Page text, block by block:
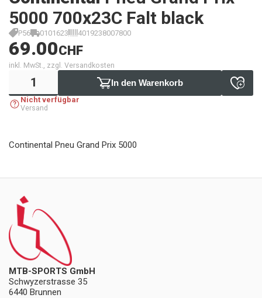
5000 700x23C Falt black
P56 0101623 4019238007800
69.00CHF
inkl. MwSt., zzgl. Versandkosten
In den Warenkorb
Nicht verfügbar
Versand
Continental Pneu Grand Prix 5000
MTB-SPORTS GmbH
Schwyzerstrasse 35
6440 Brunnen